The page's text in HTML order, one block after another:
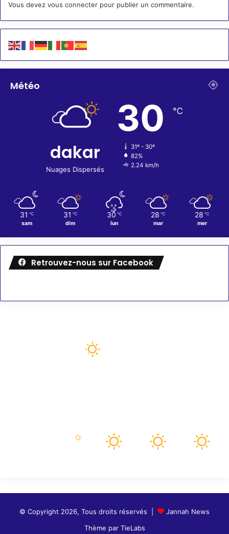
Vous devez vous connecter pour publier un commentaire.
Météo
dakar
Nuages Dispersés
30 ℃
31º - 30º
82%
2.24 km/h
31 ℃
sam
31 ℃
dim
30 ℃
lun
28 ℃
mar
28 ℃
mer
Retrouvez-nous sur Facebook
© Copyright 2026, Tous droits réservés |
Jannah News
Thème par TieLabs